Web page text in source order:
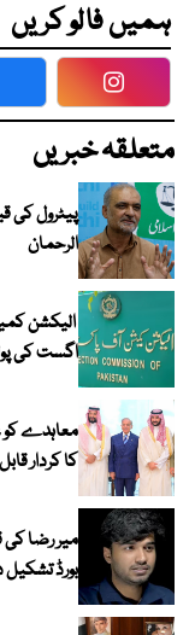
ہمیں فالو کریں
متعلقہ خبریں
الرحمان
اگست کی
معاہدے
کا کردار
میر رضا کی
بورڈ